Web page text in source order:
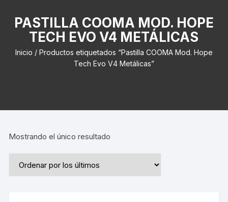
PASTILLA COOMA MOD. HOPE
TECH EVO V4 METÁLICAS
Inicio / Productos etiquetados “Pastilla COOMA Mod. Hope
Tech Evo V4 Metálicas”
Mostrando el único resultado